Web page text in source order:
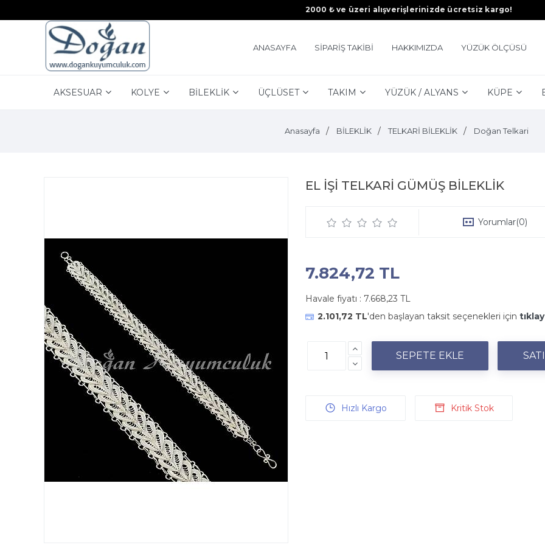
2000 ₺ ve üzeri alışverişlerinizde ücretsiz kargo!
ANASAYFA SİPARİŞ TAKİBİ HAKKIMIZDA YÜZÜK ÖLÇÜSÜ
AKSESUAR KOLYE BİLEKLİK ÜÇLÜSET TAKIM YÜZÜK / ALYANS KÜPE
Anasayfa BİLEKLİK TELKARİ BİLEKLİK Doğan Telkari
EL İŞİ TELKARİ GÜMÜŞ BİLEKLİK
Yorumlar(0)
7.824,72 TL
Havale fiyatı : 7.668,23 TL
2.101,72 TL'den başlayan taksit seçenekleri için